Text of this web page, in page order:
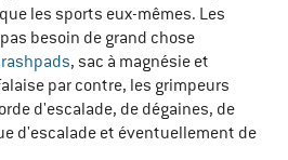
les sports eux-mêmes. Les
besoin de grand chose
, sac à magnésie et
par contre, les grimpeurs
d'escalade, de dégaines, de
d'escalade et éventuellement de